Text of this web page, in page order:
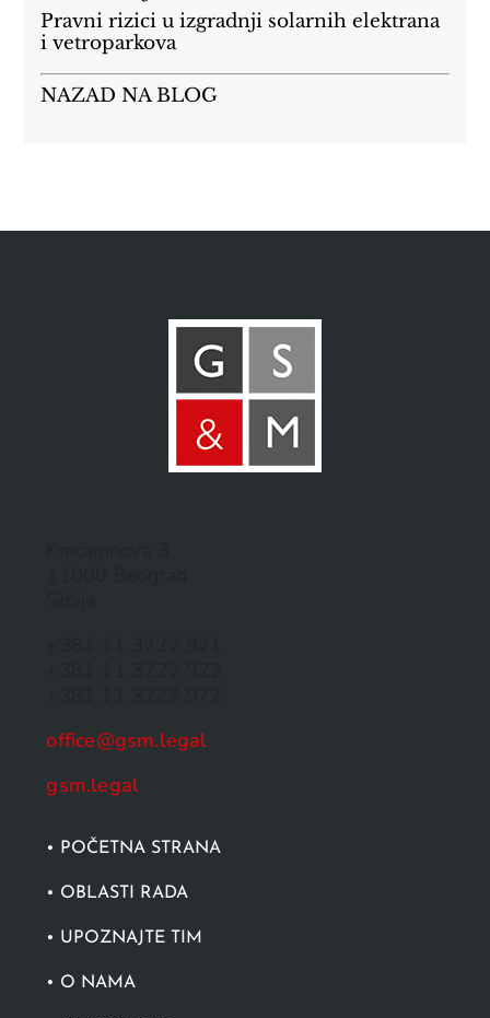
Pravni rizici u izgradnji solarnih elektrana
i vetroparkova
NAZAD NA BLOG
office@gsm.legal
gsm.legal
• POČETNA STRANA
• OBLASTI RADA
• UPOZNAJTE TIM
• O NAMA